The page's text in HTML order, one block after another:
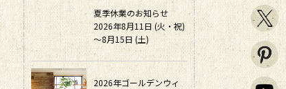
夏季休業のお知らせ
2026年8月11日 (火・祝)
～8月15日 (土)
2026年ゴールデンウィ